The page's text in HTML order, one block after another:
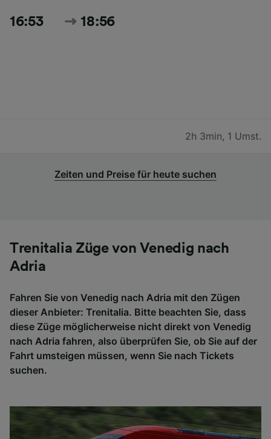
16:53 18:56
2h 3min, 1 Umst.
Zeiten und Preise für heute suchen
Trenitalia Züge von Venedig nach
Adria
Fahren Sie von Venedig nach Adria mit den Zügen
dieser Anbieter: Trenitalia. Bitte beachten Sie, dass
diese Züge möglicherweise nicht direkt von Venedig
nach Adria fahren, also überprüfen Sie, ob Sie auf der
Fahrt umsteigen müssen, wenn Sie nach Tickets
suchen.